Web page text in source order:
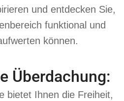
und entdecken Sie,
funktional und
können.
Überdachung:
bietet Ihnen die Freiheit,